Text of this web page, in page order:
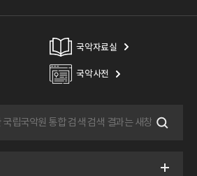
국악자료실
국악사전